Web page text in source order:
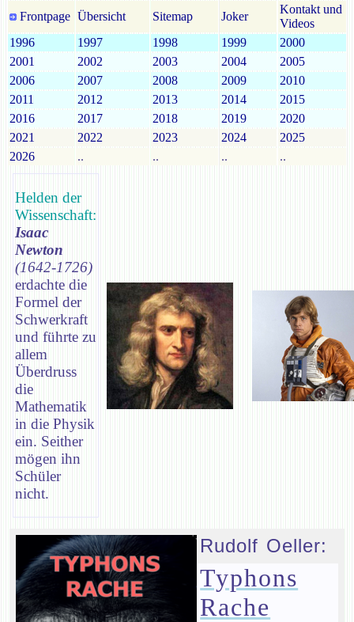
Frontpage Übersicht Sitemap Joker
Kontakt und
Videos
1996
1997 1998 1999
2000
2001
2002 2003 2004
2005
2006
2007 2008 2009
2010
2011
2012 2013 2014
2015
2016
2017 2018 2019
2020
2021
2022 2023 2024
2025
2026
.. .. .. ..
Helden der
Wissenschaft:
Isaac
Newton
(1642-1726)
erdachte die
Formel der
Schwerkraft
und führte zu
allem
Überdruss
die
Mathematik
in die Physik
ein. Seither
mögen ihn
Schüler
nicht.
Rudolf Oeller:
Typhons
Rache